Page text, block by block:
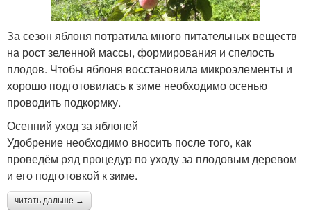
За сезон яблоня потратила много питательных веществ
на рост зеленной массы, формирования и спелость
плодов. Чтобы яблоня восстановила микроэлементы и
хорошо подготовилась к зиме необходимо осенью
проводить подкормку.
Осенний уход за яблоней
Удобрение необходимо вносить после того, как
проведём ряд процедур по уходу за плодовым деревом
и его подготовкой к зиме.
читать дальше →